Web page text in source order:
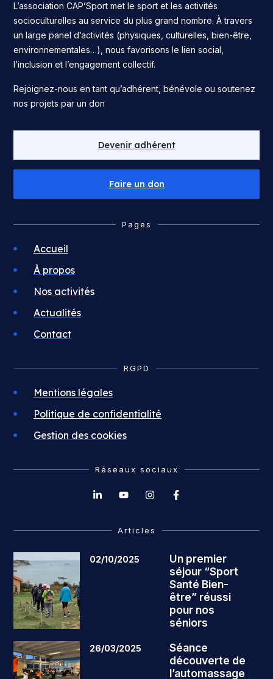
L’association CAP’Sport met le sport et les activités
socioculturelles au service du plus grand nombre. À travers
un large panel d’activités (physiques, culturelles, bien-être,
environnementales…), nous favorisons le lien social,
l’inclusion et l’engagement collectif.
Rejoignez-nous en tant qu’adhérent, bénévole ou soutenez
nos projets par un don
Devenir adhérent
Faire un don
Pages
Accueil
À propos
Nos activités
Actualités
Contact
RGPD
Mentions légales
Politique de confidentialité
Gestion des cookies
Réseaux sociaux
Articles
02/10/2025
Un premier
séjour “Sport
Santé Bien-
être” réussi
pour nos
séniors
26/03/2025
Séance
découverte de
l’automassage